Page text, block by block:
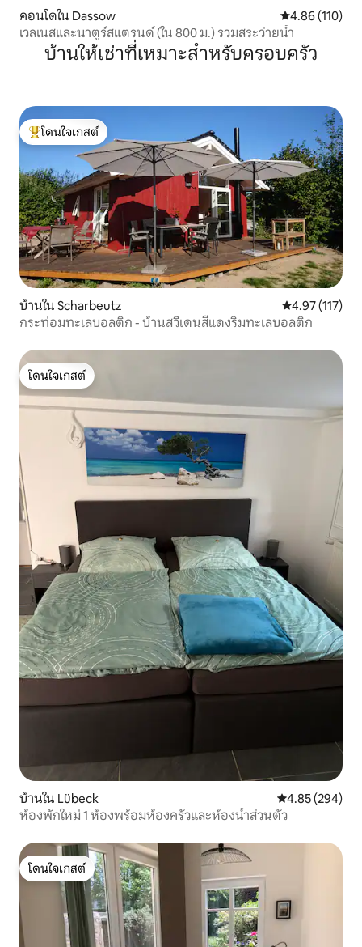
คอนโดใน Dassow คะแนนเฉลี่ย
4.86 (110)
เวลเนสและนาตูร์สแตรนด์ (ใน 800 ม.) รวมสระว่ายน้ำ
บ้านให้เช่าที่เหมาะสำหรับครอบครัว
โดนใจเกสต์ที่สุด
โดนใจเกสต์
บ้านใน Scharbeutz คะแนนเฉลี่ย
4.97 (117)
กระท่อมทะเลบอลติก - บ้านสวีเดนสีแดงริมทะเลบอลติก
โดนใจเกสต์
โดนใจเกสต์
บ้านใน Lübeck คะแนนเฉลี่ย
4.85 (294)
ห้องพักใหม่ 1 ห้องพร้อมห้องครัวและห้องน้ำส่วนตัว
โดนใจเกสต์
โดนใจเกสต์